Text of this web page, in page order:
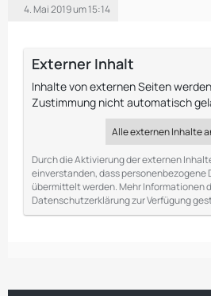
4. Mai 2019 um 15:14
Externer Inhalt
Inhalte von externen Seiten
Zustimmung nicht automatisch
Alle externen Inhalte
Durch die Aktivierung der externen
einverstanden, dass
übermittelt werden. Mehr Informationen
Datenschutzerklärung zur Verfügung